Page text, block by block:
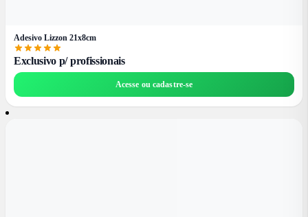
Adesivo Lizzon 21x8cm
Exclusivo p/ profissionais
Acesse ou cadastre-se